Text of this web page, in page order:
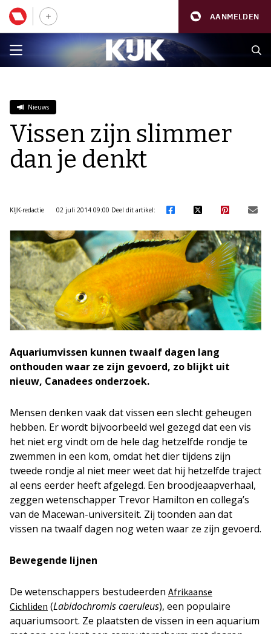
AANMELDEN
Nieuws
Vissen zijn slimmer
dan je denkt
KIJK-redactie 02 juli 2014 09:00 Deel dit artikel:
Aquariumvissen kunnen twaalf dagen lang
onthouden waar ze zijn gevoerd, zo blijkt uit
nieuw, Canadees onderzoek.
Mensen denken vaak dat vissen een slecht geheugen
hebben. Er wordt bijvoorbeeld wel gezegd dat een vis
het niet erg vindt om de hele dag hetzelfde rondje te
zwemmen in een kom, omdat het dier tijdens zijn
tweede rondje al niet meer weet dat hij hetzelfde traject
al eens eerder heeft afgelegd. Een broodjeaapverhaal,
zeggen wetenschapper Trevor Hamilton en collega’s
van de Macewan-universiteit. Zij toonden aan dat
vissen na twaalf dagen nog weten waar ze zijn gevoerd.
Bewegende lijnen
De wetenschappers bestudeerden Afrikaanse
Cichliden (Labidochromis caeruleus), een populaire
aquariumsoort. Ze plaatsten de vissen in een aquarium